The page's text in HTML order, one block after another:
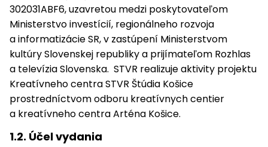
302031ABF6, uzavretou medzi poskytovateľom
Ministerstvo investícií, regionálneho rozvoja
a informatizácie SR, v zastúpení Ministerstvom
kultúry Slovenskej republiky a prijímateľom Rozhlas
a televízia Slovenska. STVR realizuje aktivity projektu
Kreatívneho centra STVR Štúdia Košice
prostredníctvom odboru kreatívnych centier
a kreatívneho centra Arténa Košice.
1.2. Účel vydania